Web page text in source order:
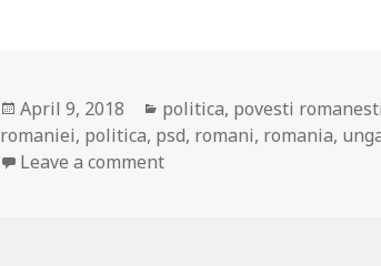
Posted
on
April 9, 2018 Categories
politica, povesti romanesti
romaniei, politica, psd, romani, romania,
Leave a comment